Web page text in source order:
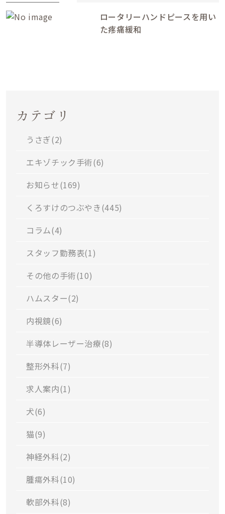
ロータリーハンドピースを用い
た疼痛緩和
カテゴリ
うさぎ(2)
エキゾチック手術(6)
お知らせ(169)
くろすけのつぶやき(445)
コラム(4)
スタッフ勤務表(1)
その他の手術(10)
ハムスター(2)
内視鏡(6)
半導体レーザー治療(8)
整形外科(7)
求人案内(1)
犬(6)
猫(9)
神経外科(2)
腫瘍外科(10)
軟部外科(8)